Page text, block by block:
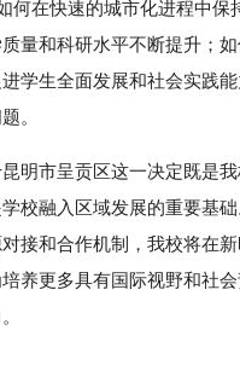
在快速的城市化进程中保
量和科研水平不断提升；
学生全面发展和社会实践
。
明市呈贡区这一决定既是
校融入区域发展的重要基
接和合作机制，我校将在
养更多具有国际视野和社